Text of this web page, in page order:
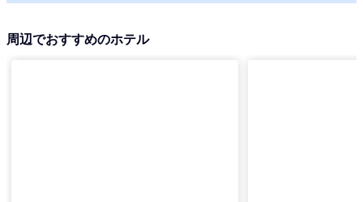
周辺でおすすめのホテル